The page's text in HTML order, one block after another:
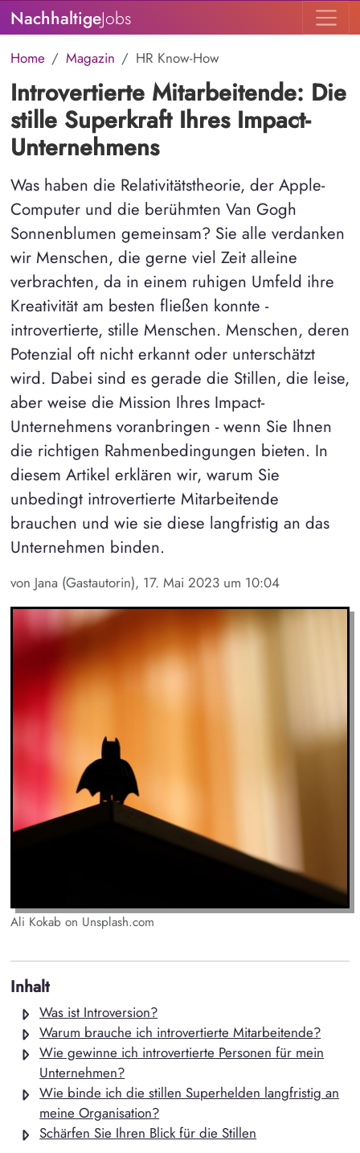
NachhaltigeJobs
Home Magazin HR Know-How
Introvertierte Mitarbeitende: Die
stille Superkraft Ihres Impact-
Unternehmens
Was haben die Relativitätstheorie, der Apple-
Computer und die berühmten Van Gogh
Sonnenblumen gemeinsam? Sie alle verdanken
wir Menschen, die gerne viel Zeit alleine
verbrachten, da in einem ruhigen Umfeld ihre
Kreativität am besten fließen konnte -
introvertierte, stille Menschen. Menschen, deren
Potenzial oft nicht erkannt oder unterschätzt
wird. Dabei sind es gerade die Stillen, die leise,
aber weise die Mission Ihres Impact-
Unternehmens voranbringen - wenn Sie Ihnen
die richtigen Rahmenbedingungen bieten. In
diesem Artikel erklären wir, warum Sie
unbedingt introvertierte Mitarbeitende
brauchen und wie sie diese langfristig an das
Unternehmen binden.
von Jana (Gastautorin), 17. Mai 2023 um 10:04
Ali Kokab on Unsplash.com
Inhalt
Was ist Introversion?
Warum brauche ich introvertierte Mitarbeitende?
Wie gewinne ich introvertierte Personen für mein
Unternehmen?
Wie binde ich die stillen Superhelden langfristig an
meine Organisation?
Schärfen Sie Ihren Blick für die Stillen